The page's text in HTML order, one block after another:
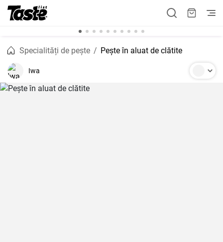
Specialități de pește Pește în aluat de clătite
Iwa